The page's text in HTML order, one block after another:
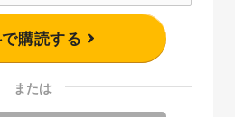
購読する
または